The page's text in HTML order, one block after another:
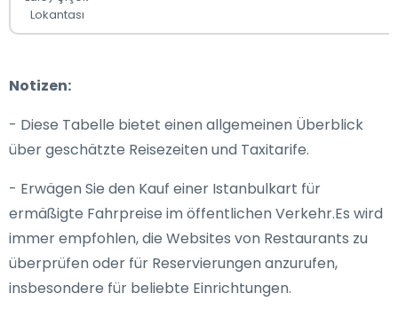
Lokantası
Notizen:
- Diese Tabelle bietet einen allgemeinen Überblick
über geschätzte Reisezeiten und Taxitarife.
- Erwägen Sie den Kauf einer Istanbulkart für
ermäßigte Fahrpreise im öffentlichen Verkehr.Es wird
immer empfohlen, die Websites von Restaurants zu
überprüfen oder für Reservierungen anzurufen,
insbesondere für beliebte Einrichtungen.